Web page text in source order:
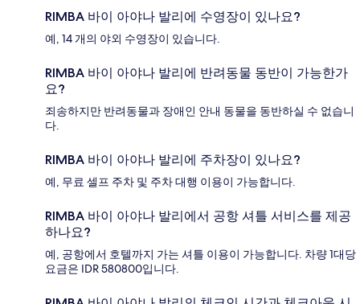
RIMBA 바이 아야나 발리에 수영장이 있나요?
예, 14 개의 야외 수영장이 있습니다.
RIMBA 바이 아야나 발리에 반려동물 동반이 가능한가
요?
죄송하지만 반려동물과 장애인 안내 동물을 동반하실 수 없습니
다.
RIMBA 바이 아야나 발리에 주차장이 있나요?
예, 무료 셀프 주차 및 주차 대행 이용이 가능합니다.
RIMBA 바이 아야나 발리에서 공항 셔틀 서비스를 제공
하나요?
예, 공항에서 호텔까지 가는 셔틀 이용이 가능합니다. 차량 1대당
요금은 IDR 580800입니다.